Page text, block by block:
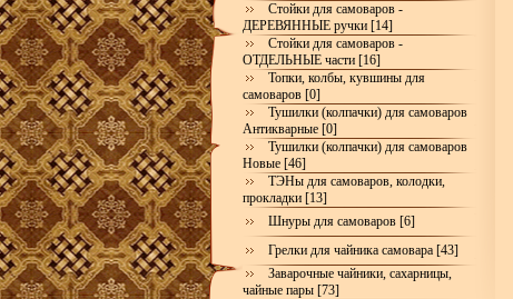
Стойки для самоваров -
ДЕРЕВЯННЫЕ ручки [14]
Стойки для самоваров -
ОТДЕЛЬНЫЕ части [16]
Топки, колбы, кувшины для
самоваров [0]
Тушилки (колпачки) для самоваров
Антикварные [0]
Тушилки (колпачки) для самоваров
Новые [46]
ТЭНы для самоваров, колодки,
прокладки [13]
Шнуры для самоваров [6]
Грелки для чайника самовара [43]
Заварочные чайники, сахарницы,
чайные пары [73]